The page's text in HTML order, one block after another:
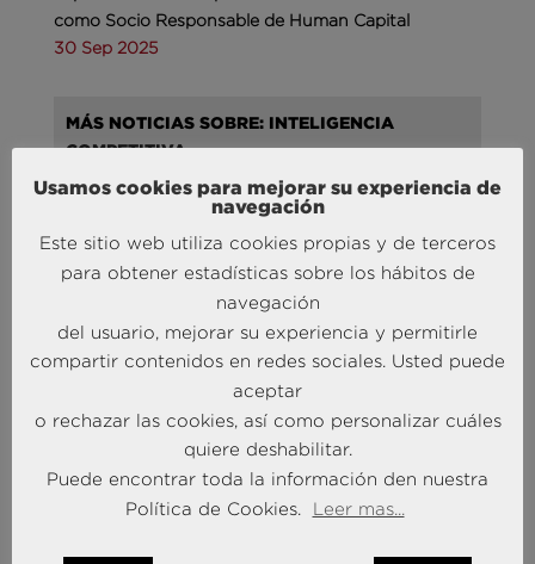
como Socio Responsable de Human Capital
30 Sep 2025
MÁS NOTICIAS SOBRE: INTELIGENCIA
COMPETITIVA
Liderando la Experiencia | Observatorio de las
Entidades Bancarias
24 Mar 2026
MÁS NOTICIAS SOBRE: INTELIGENCIA
ARTIFICIAL
Usamos cookies para mejorar su experiencia de
navegación
Este sitio web utiliza cookies propias y de terceros
para obtener estadísticas sobre los hábitos de
navegación
del usuario, mejorar su experiencia y permitirle
compartir contenidos en redes sociales. Usted puede
aceptar
o rechazar las cookies, así como personalizar cuáles
quiere deshabilitar.
Puede encontrar toda la información den nuestra
Política de Cookies.
Leer mas...